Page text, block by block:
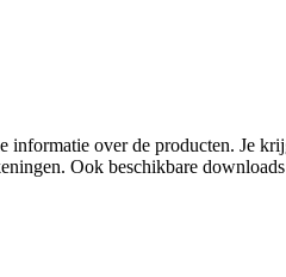
over de producten. Je
Ook beschikbare